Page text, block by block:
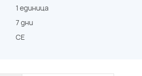
1 единица
7 дни
CE